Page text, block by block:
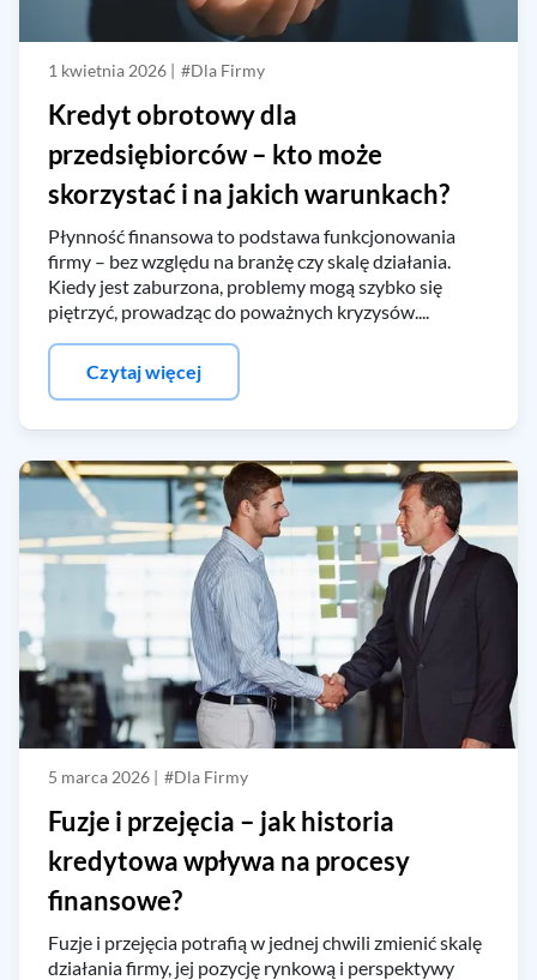
1 kwietnia 2026 | #Dla Firmy
Kredyt obrotowy dla
przedsiębiorców – kto może
skorzystać i na jakich warunkach?
Płynność finansowa to podstawa funkcjonowania
firmy – bez względu na branżę czy skalę działania.
Kiedy jest zaburzona, problemy mogą szybko się
piętrzyć, prowadząc do poważnych kryzysów....
Czytaj więcej
5 marca 2026 | #Dla Firmy
Fuzje i przejęcia – jak historia
kredytowa wpływa na procesy
finansowe?
Fuzje i przejęcia potrafią w jednej chwili zmienić skalę
działania firmy, jej pozycję rynkową i perspektywy